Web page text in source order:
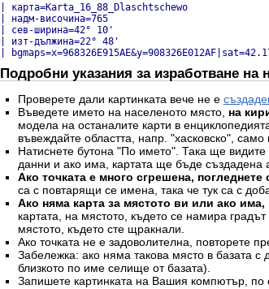
| карта=Karta_16_88_Dlaschtschewo
| надм-височина=765
| сев-ширина=42° 10'
| изт-дължина=22° 48'
|
Подробни указания за изработване на
Проверете дали картинката вече не е
Въведете името на населеното място, на
модела на останалите карти в
въвеждайте областта, напр. "хасковско",
Натиснете бутона "По името". Така ще
данни и ако има, картата ще бъде създадена
Ако точката е много сгрешена,
са с повтарящи се имена, така че тук са с
Ако няма карта за мястото ви или ако има,
картата, на мястото, където се намира
мястото, където сте щракнали.
Ако точката не е задоволителна, повторете
Забележка: ако няма такова място в базата с
близкото по име селище от базата).
Запишете картинката на Вашия компютър, по